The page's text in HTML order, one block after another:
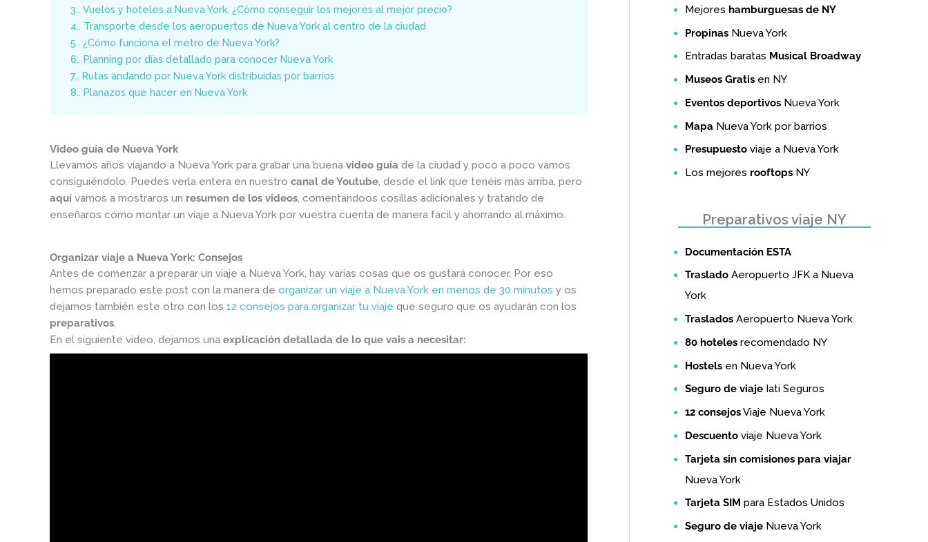
3. Vuelos y hoteles a Nueva York. ¿Cómo conseguir los mejores al mejor precio?
4. Transporte desde los aeropuertos de Nueva York al centro de la ciudad
5. ¿Cómo funciona el metro de Nueva York?
6.
Planning por días detallado para conocer Nueva York
7.
Rutas andando por Nueva York distribuidas por barrios
8.
Planazos que hacer en Nueva York
Video guía de Nueva York
Llevamos años viajando a Nueva York para grabar una buena video guía de la ciudad y poco a poco vamos
consiguiéndolo. Puedes verla entera en nuestro canal de Youtube, desde el link que tenéis más arriba, pero
aquí vamos a mostraros un resumen de los videos, comentándoos cosillas adicionales y tratando de
enseñaros cómo montar un viaje a Nueva York por vuestra cuenta de manera fácil y ahorrando al máximo.
Organizar viaje a Nueva York: Consejos
Antes de comenzar a preparar un viaje a Nueva York, hay varias cosas que os gustará conocer. Por eso
hemos preparado este post con la manera de organizar un viaje a Nueva York en menos de 30 minutos y os
dejamos también este otro con los 12 consejos para organizar tu viaje que seguro que os ayudarán con los
preparativos.
En el siguiente vídeo, dejamos una explicación detallada de lo que vais a necesitar:
Mejores hamburguesas de NY
Propinas Nueva York
Entradas baratas Musical Broadway
Museos Gratis en NY
Eventos deportivos Nueva York
Mapa Nueva York por barrios
Presupuesto viaje a Nueva York
Los mejores rooftops NY
Preparativos viaje NY
Documentación ESTA
Traslado Aeropuerto JFK a Nueva
York
Traslados Aeropuerto Nueva York
80 hoteles recomendado NY
Hostels en Nueva York
Seguro de viaje Iati Seguros
12 consejosViaje Nueva York
Descuento viaje Nueva York
Tarjeta sin comisiones para viajar
Nueva York
Tarjeta SIM para Estados Unidos
Seguro de viaje Nueva York